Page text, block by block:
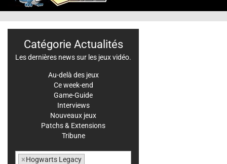
Catégorie Actualités
Les dernières news sur les jeux vidéo.
Au-delà des jeux
Ce week-end
Game-Guide
Interviews
Nouveaux jeux
Patchs & Extensions
Tribune
×Hogwarts Legacy